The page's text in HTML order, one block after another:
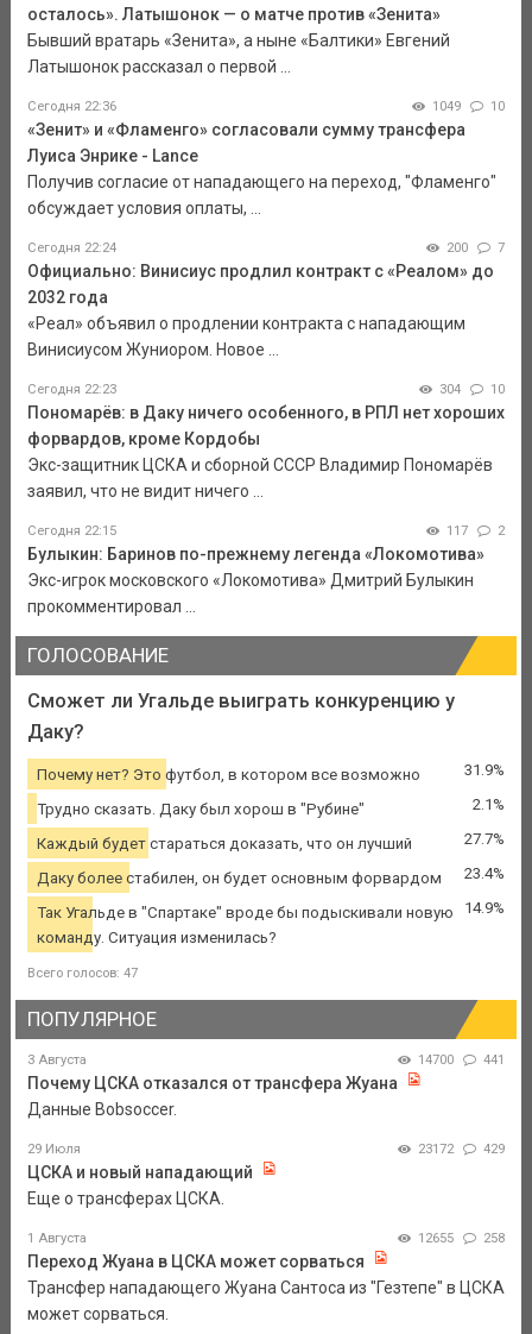
осталось». Латышонок — о матче против «Зенита»
Бывший вратарь «Зенита», а ныне «Балтики» Евгений
Латышонок рассказал о первой ...
Сегодня 22:36 1049 10
«Зенит» и «Фламенго» согласовали сумму трансфера
Луиса Энрике - Lance
Получив согласие от нападающего на переход, "Фламенго"
обсуждает условия оплаты, ...
Сегодня 22:24 200 7
Официально: Винисиус продлил контракт с «Реалом» до
2032 года
«Реал» объявил о продлении контракта с нападающим
Винисиусом Жуниором. Новое ...
Сегодня 22:23 304 10
Пономарёв: в Даку ничего особенного, в РПЛ нет хороших
форвардов, кроме Кордобы
Экс-защитник ЦСКА и сборной СССР Владимир Пономарёв
заявил, что не видит ничего ...
Сегодня 22:15 117 2
Булыкин: Баринов по-прежнему легенда «Локомотива»
Экс-игрок московского «Локомотива» Дмитрий Булыкин
прокомментировал ...
ГОЛОСОВАНИЕ
Сможет ли Угальде выиграть конкуренцию у
Даку?
Почему нет? Это футбол, в котором все возможно 31.9%
Трудно сказать. Даку был хорош в "Рубине" 2.1%
Каждый будет стараться доказать, что он лучший 27.7%
Даку более стабилен, он будет основным форвардом 23.4%
Так Угальде в "Спартаке" вроде бы подыскивали новую
команду. Ситуация изменилась?
14.9%
Всего голосов: 47
ПОПУЛЯРНОЕ
3 Августа 14700 441
Почему ЦСКА отказался от трансфера Жуана
Данные Bobsoccer.
29 Июля 23172 429
ЦСКА и новый нападающий
Еще о трансферах ЦСКА.
1 Августа 12655 258
Переход Жуана в ЦСКА может сорваться
Трансфер нападающего Жуана Сантоса из "Гезтепе" в ЦСКА
может сорваться.